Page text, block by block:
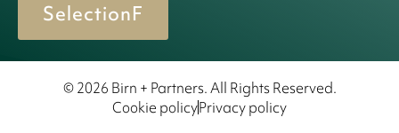
SelectionF
© 2026 Birn + Partners. All Rights Reserved.
Cookie policyPrivacy policy